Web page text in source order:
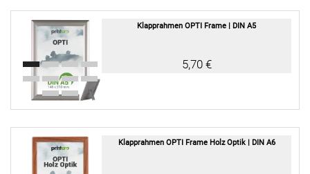
Klapprahmen OPTI Frame | DIN A5
5,70 €
Klapprahmen OPTI Frame Holz Optik | DIN A6